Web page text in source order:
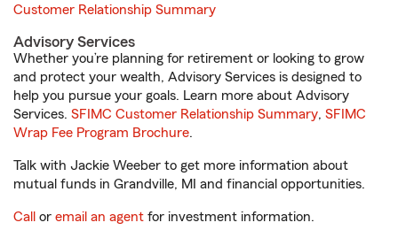
Customer Relationship Summary
Advisory Services
Whether you’re planning for retirement or looking to grow
and protect your wealth, Advisory Services is designed to
help you pursue your goals. Learn more about Advisory
Services. SFIMC Customer Relationship Summary, SFIMC
Wrap Fee Program Brochure.
Talk with Jackie Weeber to get more information about
mutual funds in Grandville, MI and financial opportunities.
Call or email an agent for investment information.